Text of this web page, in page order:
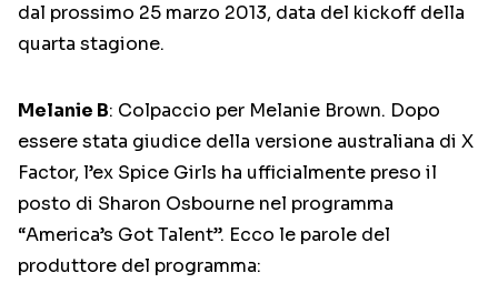
dal prossimo 25 marzo 2013, data del kickoff della
quarta stagione.
Melanie B: Colpaccio per Melanie Brown. Dopo
essere stata giudice della versione australiana di X
Factor, l’ex Spice Girls ha ufficialmente preso il
posto di Sharon Osbourne nel programma
“America’s Got Talent”. Ecco le parole del
produttore del programma: